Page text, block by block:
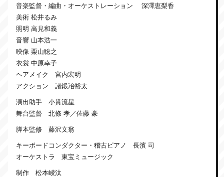
音楽監督・編曲・オーケストレーション 深澤恵梨香
美術 松井るみ
照明 高見和義
音響 山本浩一
映像 栗山聡之
衣裳 中原幸子
ヘアメイク 宮内宏明
アクション 諸鍛冶裕太
演出助手 小貫流星
舞台監督 北條 孝／佐藤 豪
脚本監修 藤沢文翁
キーボードコンダクター・稽古ピアノ 長濱 司
オーケストラ 東宝ミュージック
制作 松本崚汰